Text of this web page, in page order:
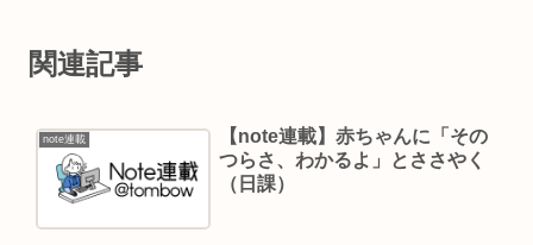
関連記事
note連載
【note連載】赤ちゃんに「その
つらさ、わかるよ」とささやく
（日課）